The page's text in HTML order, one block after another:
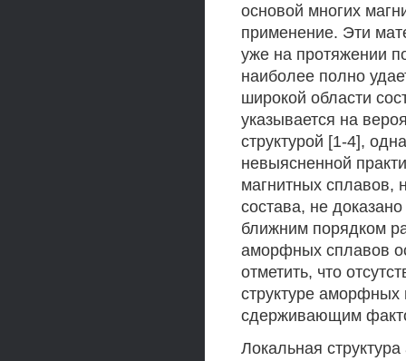
основой многих
применение. Эти
уже на протяжении
наиболее полно
широкой области
указывается на
структурой [1-4],
невыясненной
магнитных сплавов,
состава, не
ближним порядком
аморфных сплавов
отметить, что
структуре аморфных
сдерживающим
Локальная